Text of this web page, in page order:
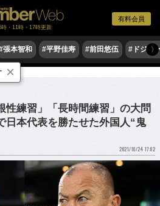
有料会員
時・11時・17時更新
張本智和 #平野佳寿 #前田悠伍 #ドジャ
〉
性練習」「長時間練習」の大問
本代表を勝たせた外国人“鬼
2021/10/24 17:02
×